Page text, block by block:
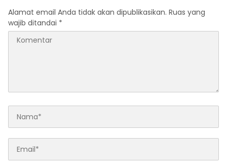
Alamat email Anda tidak akan dipublikasikan. Ruas yang
wajib ditandai *